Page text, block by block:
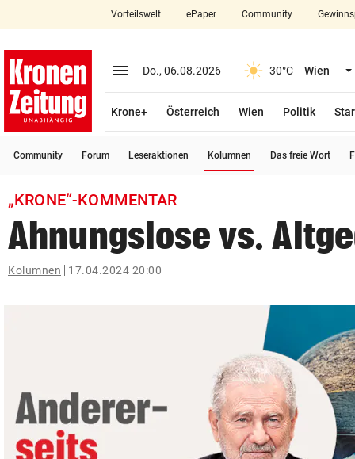
closeSchließen
account_circle Anmelden
arrow_right
arrow_right
bookmark
search
Suchbegriff
© Krone Multimedia GmbH & Co KG 2026
Vorteilswelt ePaper Community
menu Menü aufklappen
Do., 06.08.2026 30°C Wien
Krone+ Österreich Wien Politik
Community Forum Leseraktionen Kolumnen Das freie Wort
„KRONE“-KOMMENTAR
Ahnungslose vs.
Kolumnen 17.04.2024 20:00